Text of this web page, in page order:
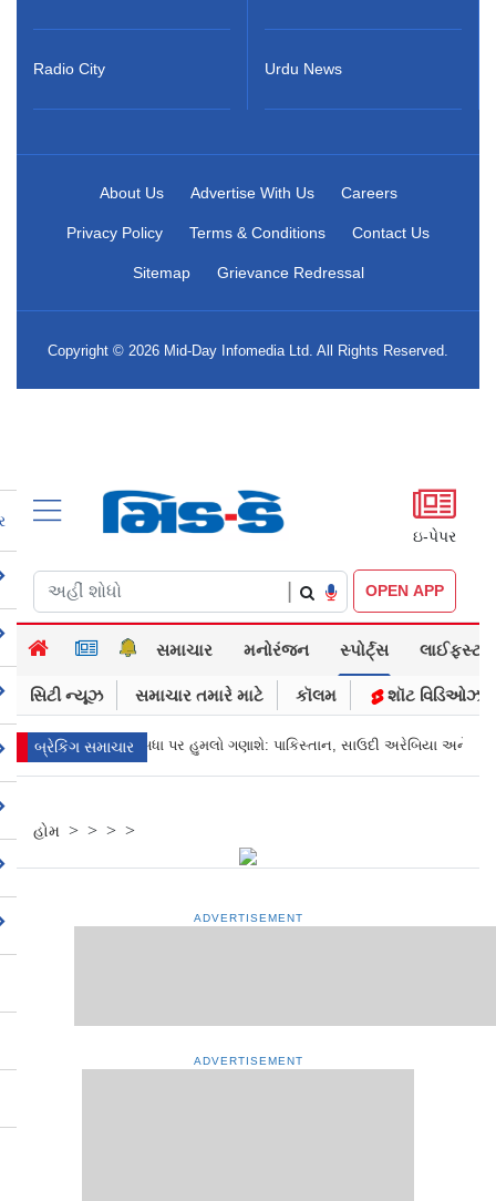
Radio City Urdu News
About Us Advertise With Us Careers
Privacy Policy Terms & Conditions Contact Us
Sitemap Grievance Redressal
Copyright © 2026 Mid-Day Infomedia Ltd. All Rights Reserved.
ઇ-પેપર
OPEN APP
સમાચાર મનોરંજન સ્પોર્ટ્સ લાઈફસ્ટાઈલ
સિટી ન્યૂઝ સમાચાર તમારે માટે કૉલમ શૉટ વિડિઓઝ
બ્રેકિંગ સમાચાર
એક પર હુમલો, બધા પર હુમલો ગણાશે: પાકિસ્તાન, સાઉદી અરેબિયા અને
હોમ > > > >
ADVERTISEMENT
ADVERTISEMENT